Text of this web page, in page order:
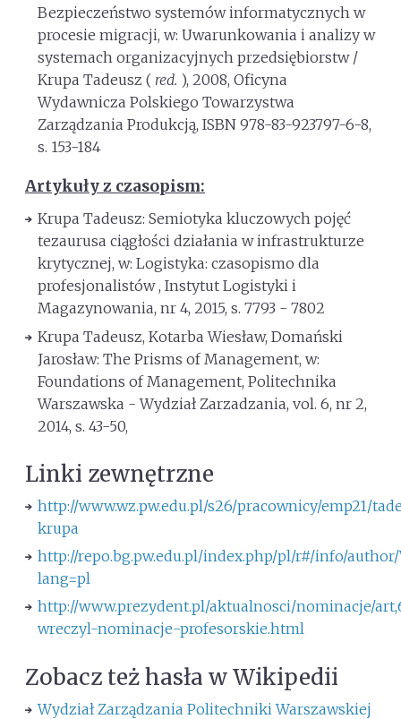
Bezpieczeństwo systemów informatycznych w
procesie migracji, w: Uwarunkowania i analizy w
systemach organizacyjnych przedsiębiorstw /
Krupa Tadeusz ( red. ), 2008, Oficyna
Wydawnicza Polskiego Towarzystwa
Zarządzania Produkcją, ISBN 978-83-923797-6-8,
s. 153-184
Artykuły z czasopism:
Krupa Tadeusz: Semiotyka kluczowych pojęć
tezaurusa ciągłości działania w infrastrukturze
krytycznej, w: Logistyka: czasopismo dla
profesjonalistów , Instytut Logistyki i
Magazynowania, nr 4, 2015, s. 7793 - 7802
Krupa Tadeusz, Kotarba Wiesław, Domański
Jarosław: The Prisms of Management, w:
Foundations of Management, Politechnika
Warszawska - Wydział Zarzadzania, vol. 6, nr 2,
2014, s. 43-50,
Linki zewnętrzne
http://www.wz.pw.edu.pl/s26/pracownicy/emp21/
krupa
http://repo.bg.pw.edu.pl/index.php/pl/r#/info/author/
lang=pl
http://www.prezydent.pl/aktualnosci/nominacje/
wreczyl-nominacje-profesorskie.html
Zobacz też hasła w Wikipedii
Wydział Zarządzania Politechniki Warszawskiej